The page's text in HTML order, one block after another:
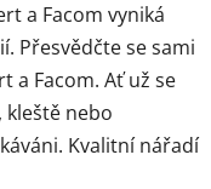
a Facom vyniká
Přesvědčte se sami
a Facom. Ať už se
kleště nebo
Kvalitní nářadí